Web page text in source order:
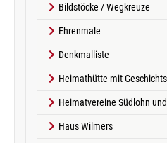
Bildstöcke / Wegkreuze
Ehrenmale
Denkmalliste
Heimathütte mit
Heimatvereine Südlohn
Haus Wilmers